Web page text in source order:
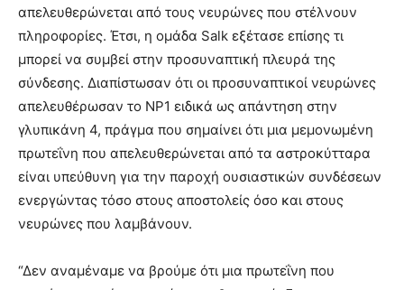
απελευθερώνεται από τους νευρώνες που στέλνουν
πληροφορίες. Έτσι, η ομάδα Salk εξέτασε επίσης τι
μπορεί να συμβεί στην προσυναπτική πλευρά της
σύνδεσης. Διαπίστωσαν ότι οι προσυναπτικοί νευρώνες
απελευθέρωσαν το ΝΡ1 ειδικά ως απάντηση στην
γλυπικάνη 4, πράγμα που σημαίνει ότι μια μεμονωμένη
πρωτεΐνη που απελευθερώνεται από τα αστροκύτταρα
είναι υπεύθυνη για την παροχή ουσιαστικών συνδέσεων
ενεργώντας τόσο στους αποστολείς όσο και στους
νευρώνες που λαμβάνουν.
“Δεν αναμέναμε να βρούμε ότι μια πρωτεΐνη που